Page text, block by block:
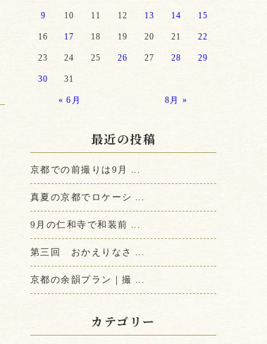
« 6月 8月 »
9 10 11 12 13 14 15
16 17 18 19 20 21 22
23 24 25 26 27 28 29
30 31
最近の投稿
京都での前撮りは9月 ...
真夏の京都でロケーシ ...
9月の仁和寺で和装前 ...
第三回 おかえりなさ ...
京都の余韻プラン｜撮 ...
カテゴリー